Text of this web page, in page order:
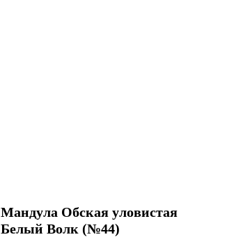
Мандула Обская уловистая
Белый Волк (№44)